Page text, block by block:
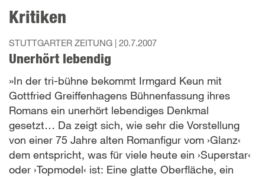
Kritiken
STUTTGARTER ZEITUNG | 20.7.2007
Unerhört lebendig
»In der tri-bühne bekommt Irmgard Keun mit
Gottfried Greiffenhagens Bühnenfassung ihres
Romans ein unerhört lebendiges Denkmal
gesetzt… Da zeigt sich, wie sehr die Vorstellung
von einer 75 Jahre alten Romanfigur vom ›Glanz‹
dem entspricht, was für viele heute ein ›Superstar‹
oder ›Topmodel‹ ist: Eine glatte Oberfläche, ein